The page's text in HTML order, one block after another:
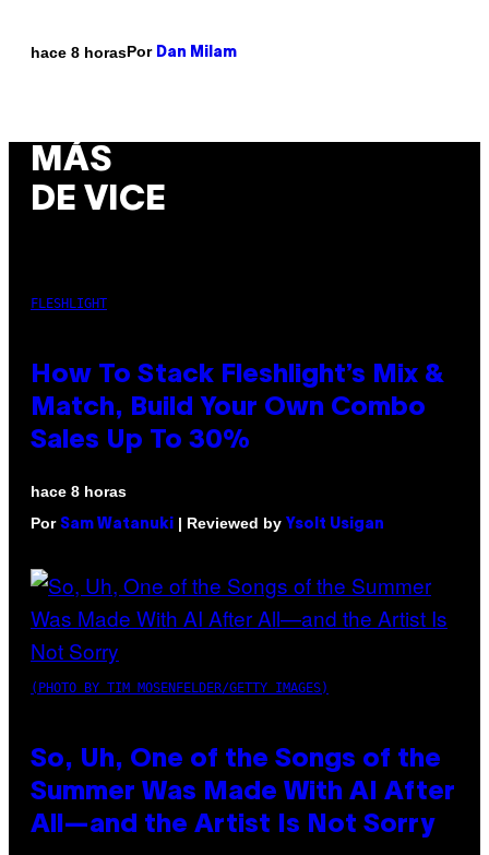
hace 8 horasPor Dan Milam
MÁS
DE VICE
FLESHLIGHT
How To Stack Fleshlight’s Mix &
Match, Build Your Own Combo
Sales Up To 30%
hace 8 horas
Por Sam Watanuki | Reviewed by Ysolt Usigan
(PHOTO BY TIM MOSENFELDER/GETTY IMAGES)
So, Uh, One of the Songs of the
Summer Was Made With AI After
All—and the Artist Is Not Sorry